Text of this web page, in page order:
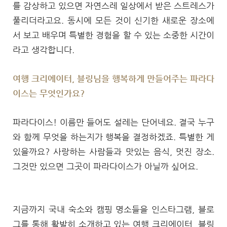
를 감상하고 있으면 자연스레 일상에서 받은 스트레스가
풀리더라고요. 동시에 모든 것이 신기한 새로운 장소에
서 보고 배우며 특별한 경험을 할 수 있는 소중한 시간이
라고 생각합니다.
여행 크리에이터, 블링님을 행복하게 만들어주는 파라다
이스는 무엇인가요?
파라다이스! 이름만 들어도 설레는 단어네요. 결국 누구
와 함께 무엇을 하는지가 행복을 결정하겠죠. 특별한 게
있을까요? 사랑하는 사람들과 맛있는 음식, 멋진 장소.
그것만 있으면 그곳이 파라다이스가 아닐까 싶어요.
지금까지 국내 숙소와 캠핑 명소들을 인스타그램, 블로
그를 통해 활발히 소개하고 있는 여행 크리에이터, 블링